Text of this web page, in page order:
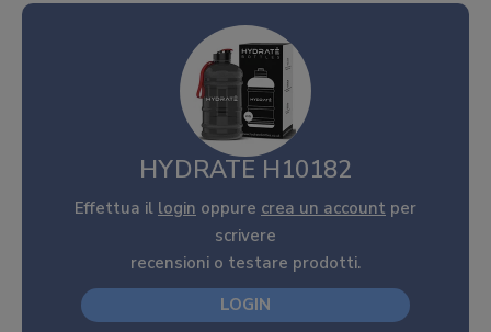
HYDRATE H10182
Effettua il login oppure crea un account per
scrivere
recensioni o testare prodotti.
LOGIN